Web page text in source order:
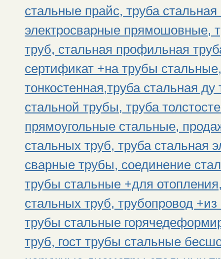
стальные прайс, труба
электросварные прямошовные,
труб, стальная профильная
сертификат +на трубы
тонкостенная,труба стальная
стальной трубы, труба
прямоугольные стальные,
стальных труб, труба стальная
сварные трубы, соединение
трубы стальные +для
стальных труб, трубопровод
трубы стальные
труб, гост трубы стальные